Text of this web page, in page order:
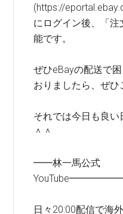
(https://
にログイン後、「
能です。
ぜひeBayの配送で
おりましたら、ぜひ
それでは今日も良
＾＾
━━林一馬公式
日々20:00配信で海